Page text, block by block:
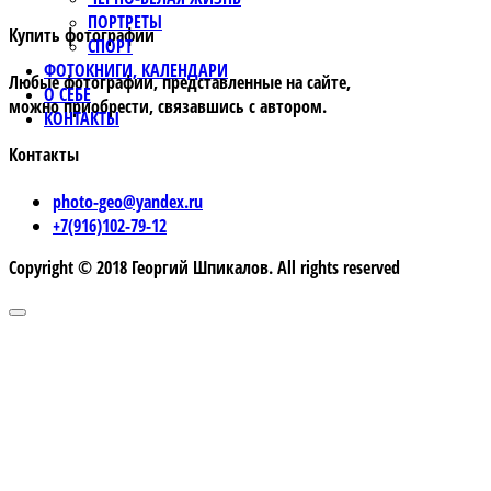
ПОРТРЕТЫ
СПОРТ
ФОТОКНИГИ, КАЛЕНДАРИ
О СЕБЕ
КОНТАКТЫ
Купить фотографии
Любые фотографии, представленные на сайте,
можно приобрести, связавшись с автором.
Контакты
photo-geo@yandex.ru
+7(916)102-79-12
Copyright © 2018 Георгий Шпикалов. All rights reserved